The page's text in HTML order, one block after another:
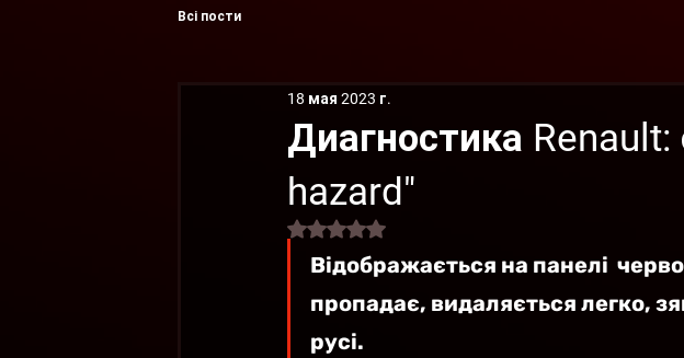
Всі пости
Диагностика
hazard"
18 мая 2023 г.
Оценка: не число из 5 звезд.
Відображається на панелі
пропадає, видаляється легко,
русі.